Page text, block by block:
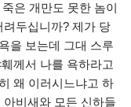
은 개만도 못한 놈이
두십니까? 제가 당
을 보는데 그대 스루
께서 나를 욕하라고
왜 이러시느냐고 하
아비새와 모든 신하들